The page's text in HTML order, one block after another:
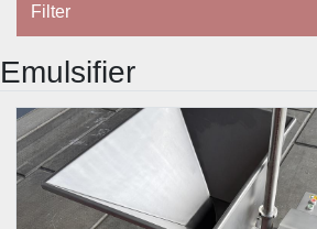
Filter
Durchlaufkutter (4)
Sortieren nach
Emulsifier